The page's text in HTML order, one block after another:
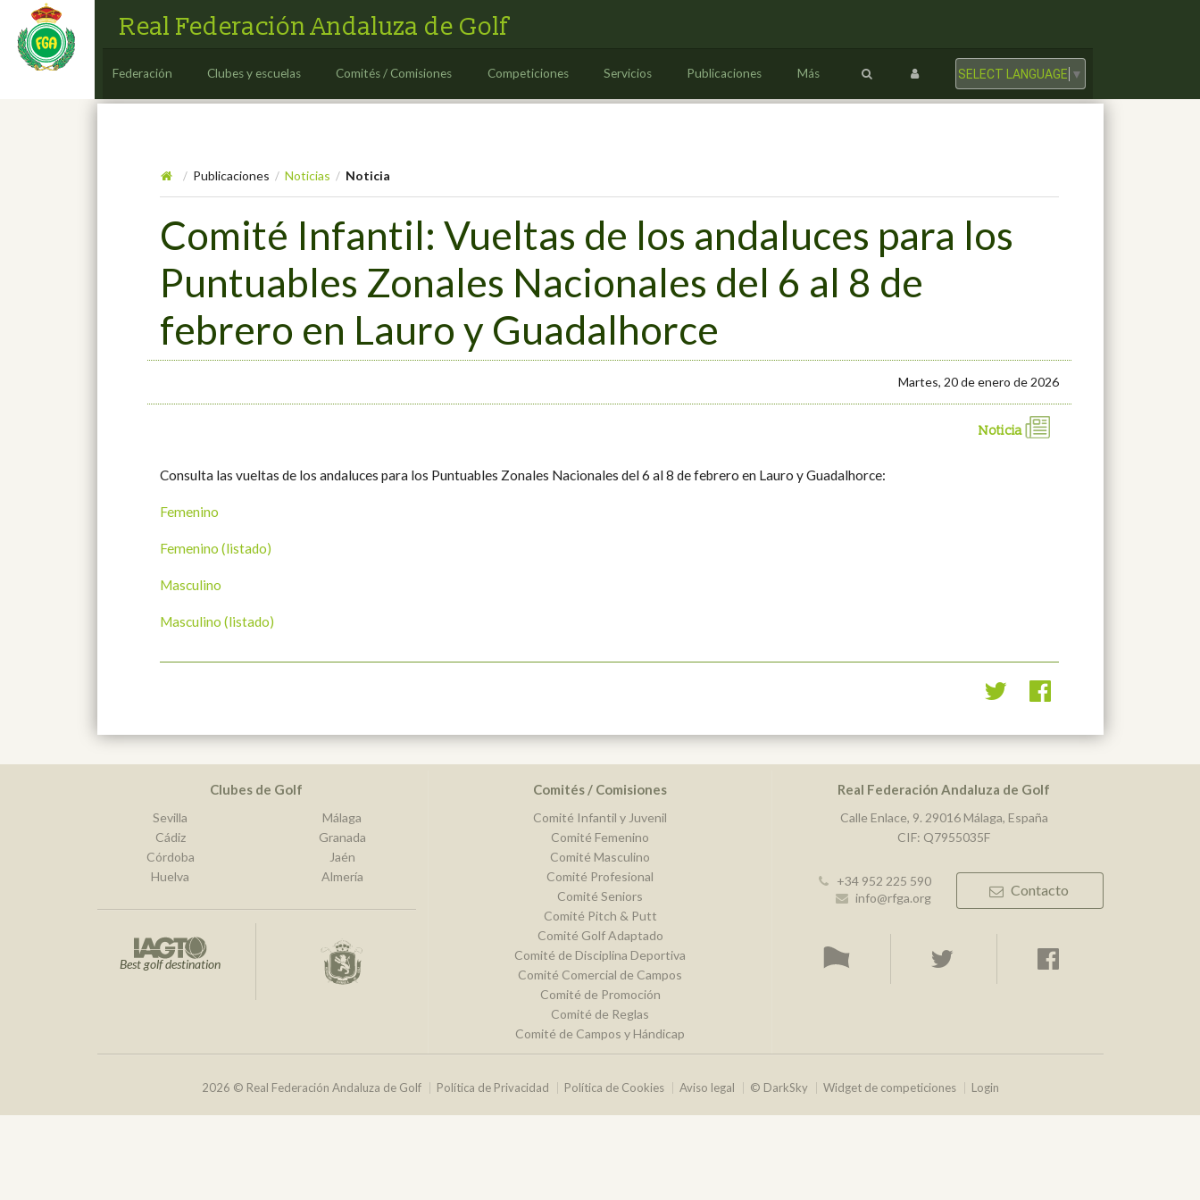
Real Federación Andaluza de Golf
Federación Clubes y escuelas Comités / Comisiones Competiciones Servicios Publicaciones Más SELECT LANGUAGE ▼
/ Publicaciones / Noticias / Noticia
Comité Infantil: Vueltas de los andaluces para los
Puntuables Zonales Nacionales del 6 al 8 de
febrero en Lauro y Guadalhorce
Martes, 20 de enero de 2026
Noticia
Consulta las vueltas de los andaluces para los Puntuables Zonales Nacionales del 6 al 8 de febrero en Lauro y Guadalhorce:
Femenino
Femenino (listado)
Masculino
Masculino (listado)
Clubes de Golf
Sevilla
Cádiz
Córdoba
Huelva
Málaga
Granada
Jaén
Almería
Best golf destination
Comités / Comisiones
Comité Infantil y Juvenil
Comité Femenino
Comité Masculino
Comité Profesional
Comité Seniors
Comité Pitch & Putt
Comité Golf Adaptado
Comité de Disciplina Deportiva
Comité Comercial de Campos
Comité de Promoción
Comité de Reglas
Comité de Campos y Hándicap
Real Federación Andaluza de Golf
Calle Enlace, 9. 29016 Málaga, España
CIF: Q7955035F
+34 952 225 590
info@rfga.org
Contacto
2026 © Real Federación Andaluza de Golf Política de Privacidad Política de Cookies Aviso legal © DarkSky Widget de competiciones Login